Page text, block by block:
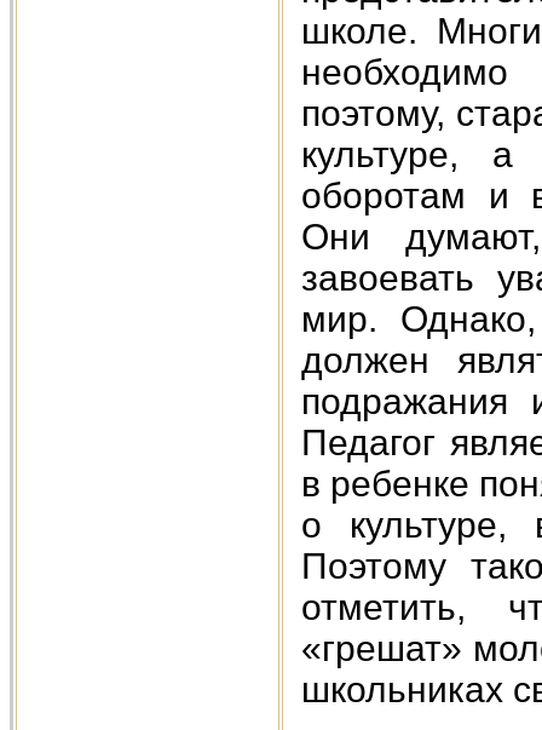
школе.
поэтому,
культуре,
оборотам и
Они
завоевать
мир.
должен
подражания
Педагог
в ребенке
о
Поэтому
отметить,
«грешат»
школьниках